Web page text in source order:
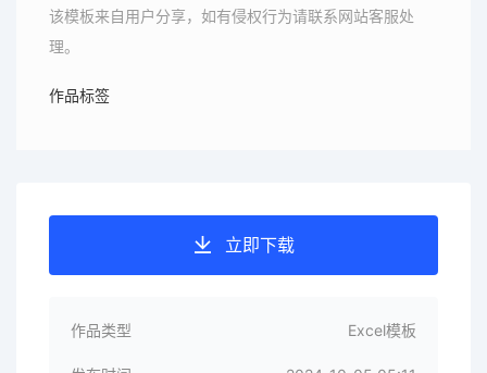
该模板来自用户分享，如有侵权行为请联系网站客服处
理。
作品标签
立即下载
作品类型 Excel模板